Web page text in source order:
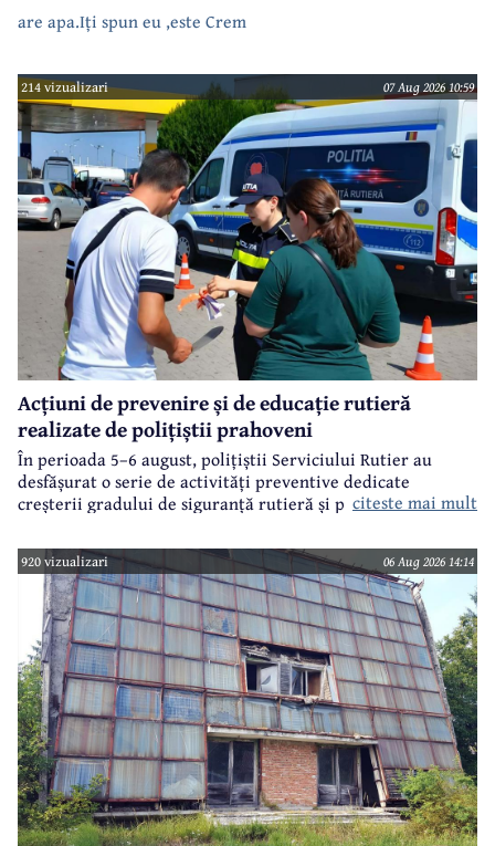
are apa.Iți spun eu ,este Crem
214 vizualizari 07 Aug 2026 10:59
Acțiuni de prevenire și de educație rutieră
realizate de polițiștii prahoveni
În perioada 5–6 august, polițiștii Serviciului Rutier au
desfășurat o serie de activități preventive dedicate
creșterii gradului de siguranță rutieră și promovării unui
estival.
citeste mai mult
920 vizualizari 06 Aug 2026 14:14